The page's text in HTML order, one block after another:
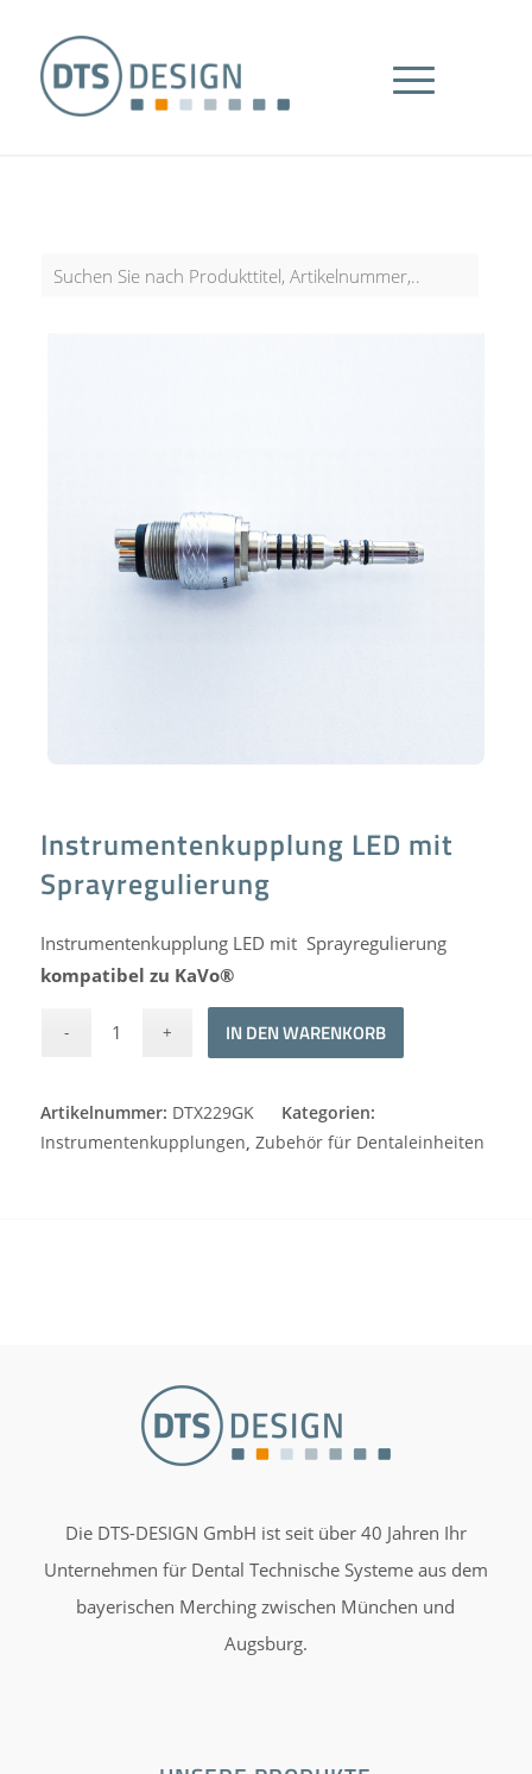
Instrumentenkupplung LED mit
Sprayregulierung
Instrumentenkupplung LED mit Sprayregulierung
kompatibel zu KaVo®
IN DEN WARENKORB
Artikelnummer: DTX229GK
Kategorien:
Instrumentenkupplungen Zubehör für Dentaleinheiten
Die DTS-DESIGN GmbH ist seit über 40 Jahren Ihr
Unternehmen für Dental Technische Systeme aus dem
bayerischen Merching zwischen München und
Augsburg.